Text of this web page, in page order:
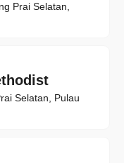
Prai Selatan,
Selatan, Pulau